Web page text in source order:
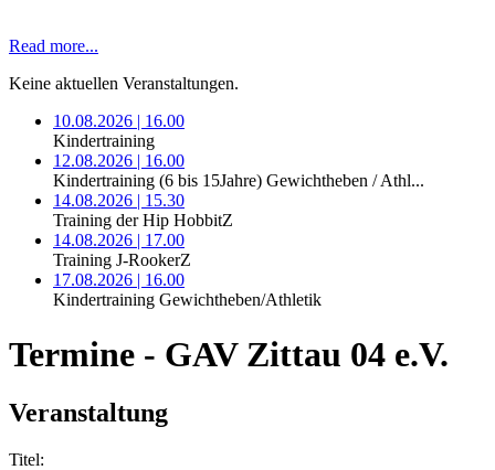
Read more...
Keine aktuellen Veranstaltungen.
10.08.2026 | 16.00
Kindertraining
12.08.2026 | 16.00
Kindertraining (6 bis 15Jahre) Gewichtheben / Athl...
14.08.2026 | 15.30
Training der Hip HobbitZ
14.08.2026 | 17.00
Training J-RookerZ
17.08.2026 | 16.00
Kindertraining Gewichtheben/Athletik
Termine - GAV Zittau 04 e.V.
Veranstaltung
Titel: